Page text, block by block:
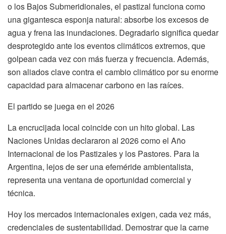
o los Bajos Submeridionales, el pastizal funciona como
una gigantesca esponja natural: absorbe los excesos de
agua y frena las inundaciones. Degradarlo significa quedar
desprotegido ante los eventos climáticos extremos, que
golpean cada vez con más fuerza y frecuencia. Además,
son aliados clave contra el cambio climático por su enorme
capacidad para almacenar carbono en las raíces.
El partido se juega en el 2026
La encrucijada local coincide con un hito global. Las
Naciones Unidas declararon al 2026 como el Año
Internacional de los Pastizales y los Pastores. Para la
Argentina, lejos de ser una efeméride ambientalista,
representa una ventana de oportunidad comercial y
técnica.
Hoy los mercados internacionales exigen, cada vez más,
credenciales de sustentabilidad. Demostrar que la carne